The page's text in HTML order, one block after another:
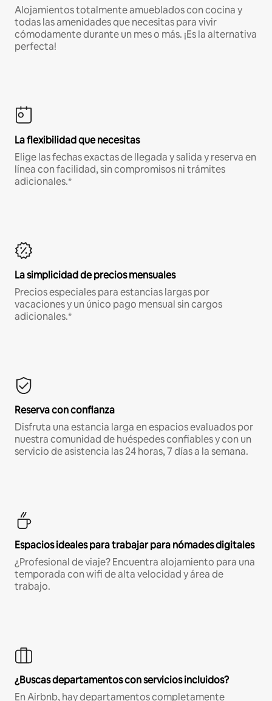
Alojamientos totalmente amueblados con cocina y
todas las amenidades que necesitas para vivir
cómodamente durante un mes o más. ¡Es la alternativa
perfecta!
La flexibilidad que necesitas
Elige las fechas exactas de llegada y salida y reserva en
línea con facilidad, sin compromisos ni trámites
adicionales.*
La simplicidad de precios mensuales
Precios especiales para estancias largas por
vacaciones y un único pago mensual sin cargos
adicionales.*
Reserva con confianza
Disfruta una estancia larga en espacios evaluados por
nuestra comunidad de huéspedes confiables y con un
servicio de asistencia las 24 horas, 7 días a la semana.
Espacios ideales para trabajar para nómades digitales
¿Profesional de viaje? Encuentra alojamiento para una
temporada con wifi de alta velocidad y área de
trabajo.
¿Buscas departamentos con servicios incluidos?
En Airbnb, hay departamentos completamente